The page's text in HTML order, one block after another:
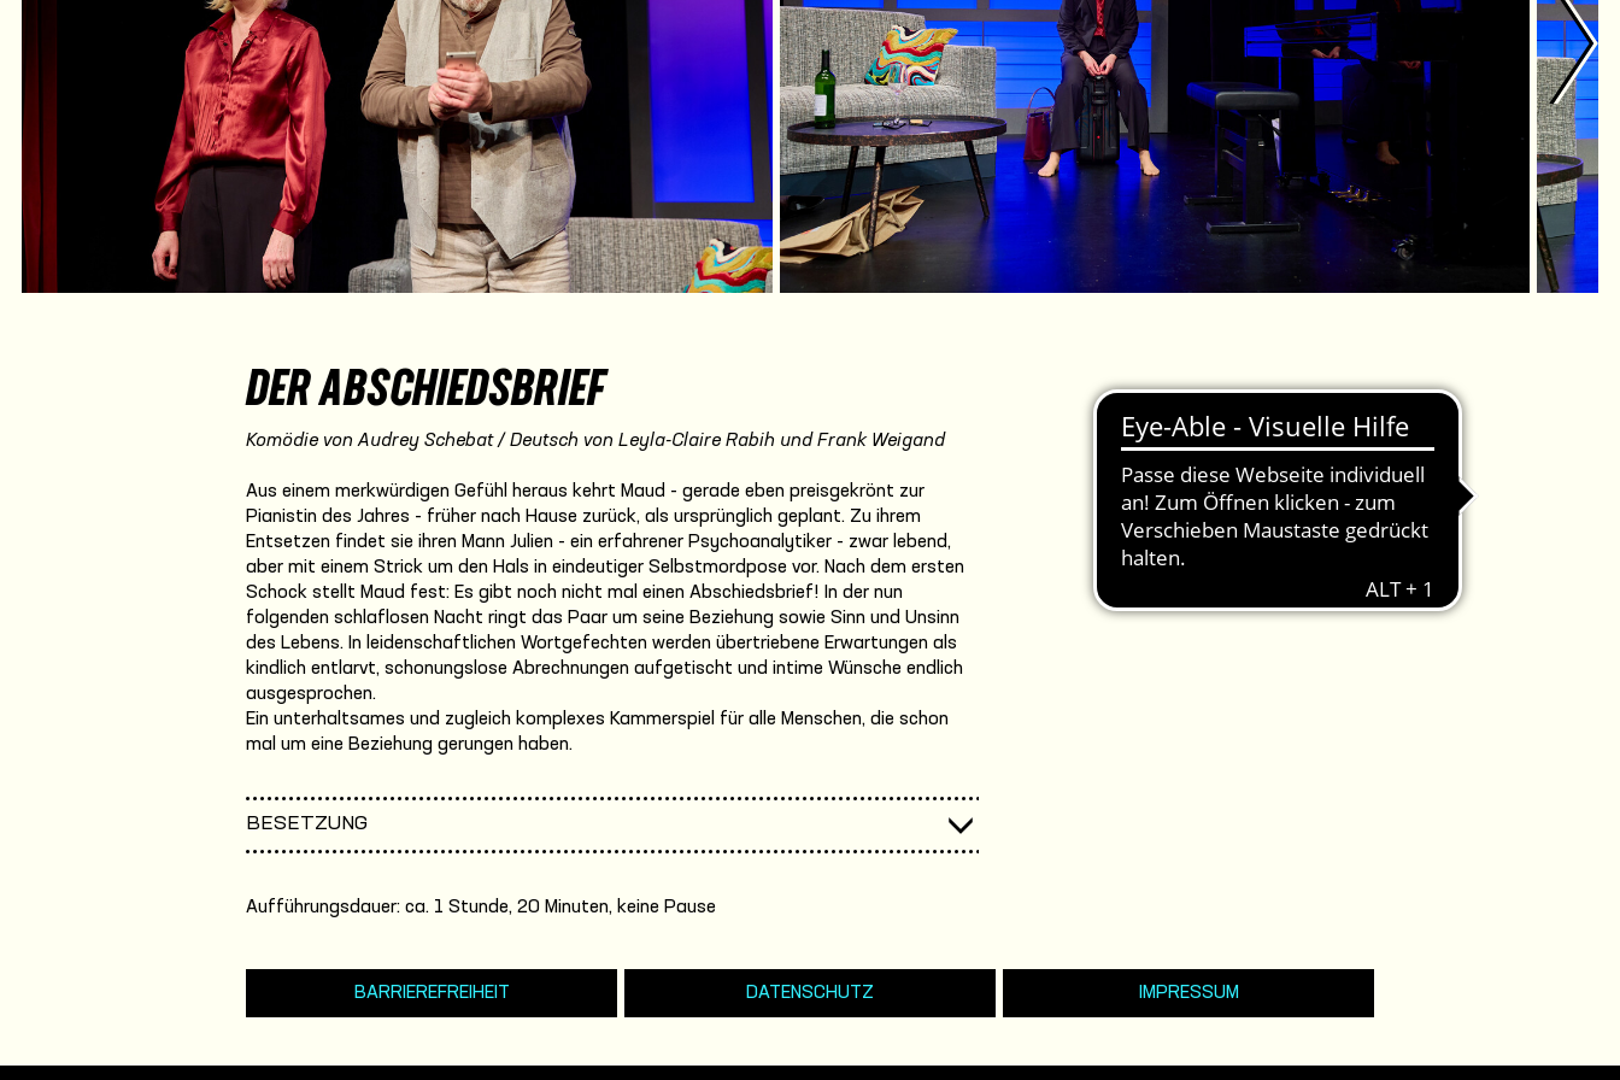
DER ABSCHIEDSBRIEF
Komödie von Audrey Schebat / Deutsch von Leyla-Claire Rabih und Frank Weigand
Aus einem merkwürdigen Gefühl heraus kehrt Maud - gerade eben preisgekrönt zur
Pianistin des Jahres - früher nach Hause zurück, als ursprünglich geplant. Zu ihrem
Entsetzen findet sie ihren Mann Julien - ein erfahrener Psychoanalytiker - zwar lebend,
aber mit einem Strick um den Hals in eindeutiger Selbstmordpose vor. Nach dem ersten
Schock stellt Maud fest: Es gibt noch nicht mal einen Abschiedsbrief! In der nun
folgenden schlaflosen Nacht ringt das Paar um seine Beziehung sowie Sinn und Unsinn
des Lebens. In leidenschaftlichen Wortgefechten werden übertriebene Erwartungen als
kindlich entlarvt, schonungslose Abrechnungen aufgetischt und intime Wünsche endlich
ausgesprochen.
Ein unterhaltsames und zugleich komplexes Kammerspiel für alle Menschen, die schon
mal um eine Beziehung gerungen haben.
BESETZUNG
Aufführungsdauer: ca. 1 Stunde, 20 Minuten, keine Pause
BARRIEREFREIHEIT DATENSCHUTZ IMPRESSUM